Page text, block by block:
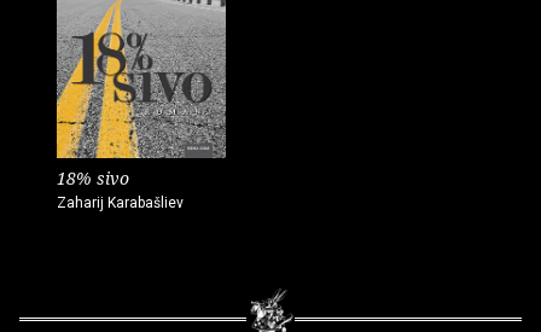
18% sivo
Zaharij Karabašliev